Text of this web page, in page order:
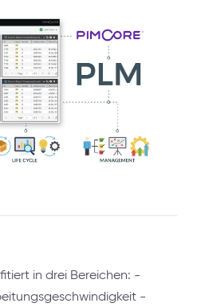
in drei Bereichen: -
-